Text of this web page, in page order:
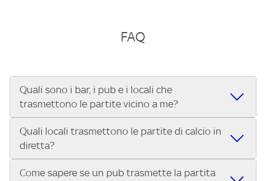
FAQ
Quali sono i bar, i pub e i locali che
trasmettono le partite vicino a me?
Se cerchi un bar, pub, ristorante o locale vicino a te per
vedere le partite di Serie A ENILIVE, la Serie C Sky Wifi, la
UEFA Champions League, la UEFA Europa League, la UEFA
Conference League, il Tennis, la Formula 1®, la MotoGP™ e
Quali locali trasmettono le partite di calcio in
diretta?
Vuoi sapere quali bar, pub o ristoranti mostrano le partite
Come sapere se un pub trasmette la partita